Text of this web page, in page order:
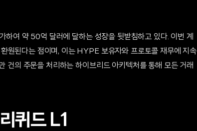
여 약 50억 달러에 달하는 성장을 뒷받침하고 있다. 이번 계
원된다는 점이며, 이는 HYPE 보유자와 프로토콜 재무에 지속
건의 주문을 처리하는 하이브리드 아키텍처를 통해 모든 거래
퀴드 L1